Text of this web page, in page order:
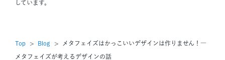
Top Blog メタフェイズはかっこいいデザインは作りません！―
メタフェイズが考えるデザインの話
しています。